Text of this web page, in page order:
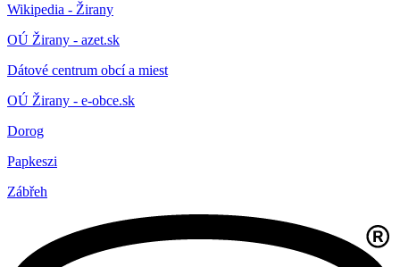
Wikipedia - Žirany
OÚ Žirany - azet.sk
Dátové centrum obcí a miest
OÚ Žirany - e-obce.sk
Dorog
Papkeszi
Zábřeh